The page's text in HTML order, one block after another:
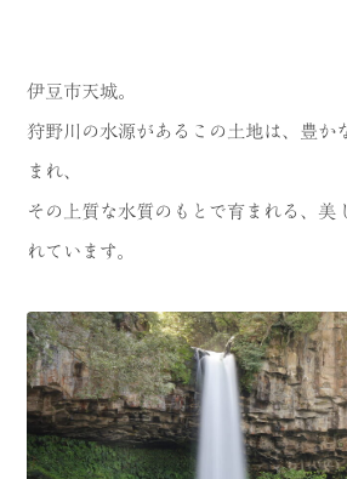
伊豆市天城。
狩野川の水源があるこの土地は、豊か
まれ、
その上質な水質のもとで育まれる、美
れています。